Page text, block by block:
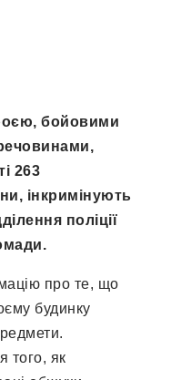
бойовими
263
інкримінують
поліції
про те, що
будинку
того, як